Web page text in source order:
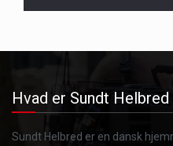
Hvad er Sundt Helbred
Sundt Helbred er en dansk